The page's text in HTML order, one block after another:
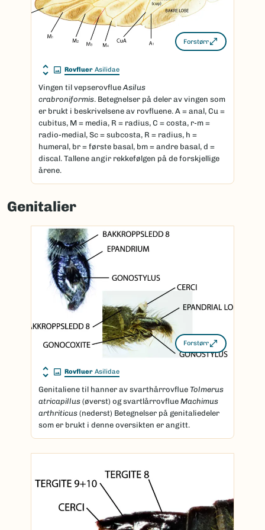
Forstørr
Rovfluer Asilidae
Vingen til vepserovflueAsilus
crabroniformis. Betegnelser på deler av vingen som
er brukt i beskrivelsene av rovfluene. A = anal, Cu =
cubitus, M = media, R = radius, C = costa, r-m =
radio-medial, Sc = subcosta, R = radius, h =
humeral, br = første basal, bm = andre basal, d =
discal. Tallene angir rekkefølgen på de forskjellige
årene.
Genitalier
Forstørr
Rovfluer Asilidae
Genitaliene til hanner av svarthårrovflue Tolmerus
atricapillus (øverst) og svartlårrovflue Machimus
arthriticus (nederst) Betegnelser på genitaliedeler
som er brukt i denne oversikten er angitt.